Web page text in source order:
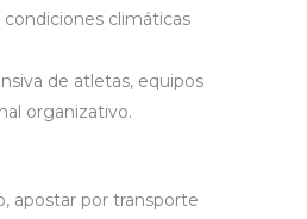
condiciones climáticas
de atletas, equipos
organizativo.
apostar por transporte